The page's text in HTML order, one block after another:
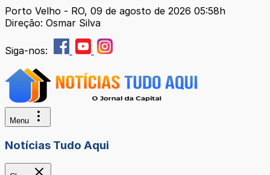
Porto Velho - RO, 09 de agosto de 2026 05:58h
Direção: Osmar Silva
Siga-nos:
Menu
Notícias Tudo Aqui